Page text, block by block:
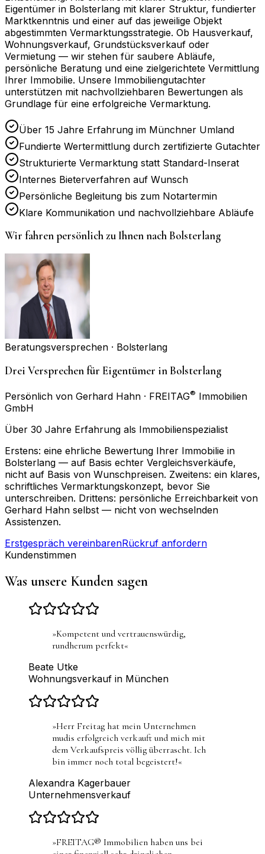
Eigentümer in Bolsterlang mit klarer Struktur, fundierter
Marktkenntnis und einer auf das jeweilige Objekt
abgestimmten Vermarktungsstrategie. Ob Hausverkauf,
Wohnungsverkauf, Grundstücksverkauf oder
Vermietung — wir stehen für saubere Abläufe,
persönliche Beratung und eine zielgerichtete Vermittlung
Ihrer Immobilie. Unsere Immobiliengutachter
unterstützen mit nachvollziehbaren Bewertungen als
Grundlage für eine erfolgreiche Vermarktung.
Über 15 Jahre Erfahrung im Münchner Umland
Fundierte Wertermittlung durch zertifizierte Gutachter
Strukturierte Vermarktung statt Standard-Inserat
Internes Bieterverfahren auf Wunsch
Persönliche Begleitung bis zum Notartermin
Klare Kommunikation und nachvollziehbare Abläufe
Wir fahren persönlich zu Ihnen nachBolsterlang
Beratungsversprechen · Bolsterlang
Drei Versprechen für Eigentümer in Bolsterlang
Persönlich von Gerhard Hahn · FREITAG® Immobilien
GmbH
Über 30 Jahre Erfahrung als Immobilienspezialist
Erstens: eine ehrliche Bewertung Ihrer Immobilie in
Bolsterlang — auf Basis echter Vergleichsverkäufe,
nicht auf Basis von Wunschpreisen. Zweitens: ein klares,
schriftliches Vermarktungskonzept, bevor Sie
unterschreiben. Drittens: persönliche Erreichbarkeit von
Gerhard Hahn selbst — nicht von wechselnden
Assistenzen.
Erstgespräch vereinbarenRückruf anfordern
Kundenstimmen
Was unsere Kunden sagen
»Kompetent und vertrauenswürdig,
rundherum perfekt«
Beate Utke
Wohnungsverkauf in München
»Herr Freitag hat mein Unternehmen
mudis erfolgreich verkauft und mich mit
dem Verkaufspreis völlig überrascht. Ich
bin immer noch total begeistert!«
Alexandra Kagerbauer
Unternehmensverkauf
»FREITAG® Immobilien haben uns bei